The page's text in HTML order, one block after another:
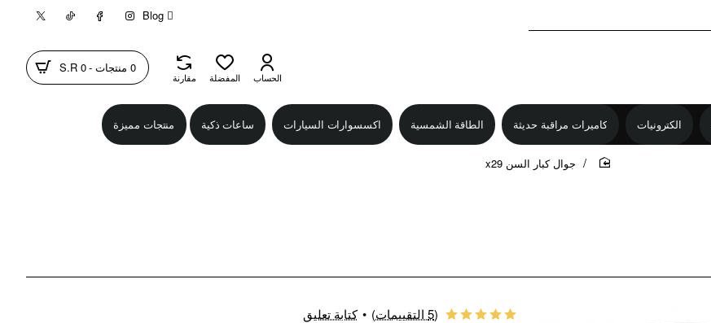
Blog
الحساب المفضلة مقارنة
0 منتجات - S.R 0
الكترونيات كاميرات مراقبة حديثة الطاقة الشمسية اكسسوارات السيارات ساعات ذكية منتجات مميزة
جوال كبار السن x29
(5 التقييمات) • كتابة تعليق